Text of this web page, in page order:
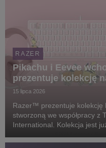
RAZER
Pikachu i Eevee
prezentuje kolekcję
15 lipca 2026
Razer™ prezentuje kolekcję
stworzoną we współpracy z
International. Kolekcja jest
partnerów.